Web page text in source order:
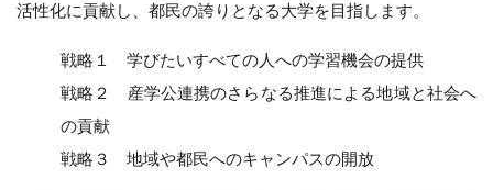
活性化に貢献し、都民の誇りとなる大学を目指します。
戦略１ 学びたいすべての人への学習機会の提供
戦略２ 産学公連携のさらなる推進による地域と社会へ
の貢献
戦略３ 地域や都民へのキャンパスの開放